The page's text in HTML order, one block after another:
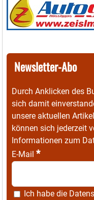
Newsletter-Abo
Durch Anklicken des
sich damit
unsere aktuellen
können sich jederzeit
Informationen zum
E-Mail *
Ich habe die